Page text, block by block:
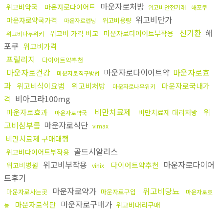
위고비약국
마운자로다이어트 마운자로처방 위고비안전거래 해포쿠
마운자로약국가격 마운자로런닝 위고비용량 위고비단가
위고비나무위키 위고비 가격 비교 마운자로다이어트부작용 신기환 해
포쿠 위고비가격
프릴리지 다이어트약추천
마운자로건강 마운자로직구방법 마운자로다이어트약 마운자로효
과 위고비식이요법 위고비처방 마운자로나무위키
마운자로국내가
격 비아그라100mg
마운자로효과 마운자로약국 비만치료제 비만치료제 대리처방
위
고비심부름 마운자로식단 vimax
비만치료제 구매대행
위고비다이어트부작용 골드시알리스
위고비병원 위고비부작용 vinix 다이어트약추천 마운자로다이어
트후기
마운자로사는곳 마운자로약가 마운자로구입 위고비당뇨
마운자로효
능
마운자로식단 마운자로구매가 위고비대리구매